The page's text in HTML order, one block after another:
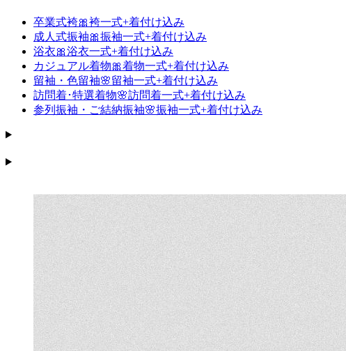
卒業式袴🎀袴一式+着付け込み
成人式振袖🎀振袖一式+着付け込み
浴衣🎀浴衣一式+着付け込み
カジュアル着物🎀着物一式+着付け込み
留袖・色留袖🌸留袖一式+着付け込み
訪問着･特選着物🌸訪問着一式+着付け込み
参列振袖・​ご結納​振袖🌸振袖一式+着付け込み